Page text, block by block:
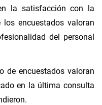
la satisfacción con la
encuestados valoran
del personal
de encuestados valoran
en la última consulta